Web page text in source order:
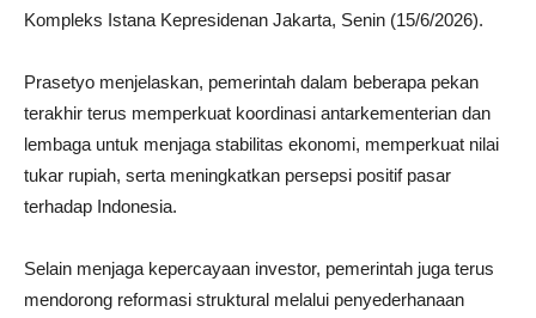
Kompleks Istana Kepresidenan Jakarta, Senin (15/6/2026).
Prasetyo menjelaskan, pemerintah dalam beberapa pekan
terakhir terus memperkuat koordinasi antarkementerian dan
lembaga untuk menjaga stabilitas ekonomi, memperkuat nilai
tukar rupiah, serta meningkatkan persepsi positif pasar
terhadap Indonesia.
Selain menjaga kepercayaan investor, pemerintah juga terus
mendorong reformasi struktural melalui penyederhanaan